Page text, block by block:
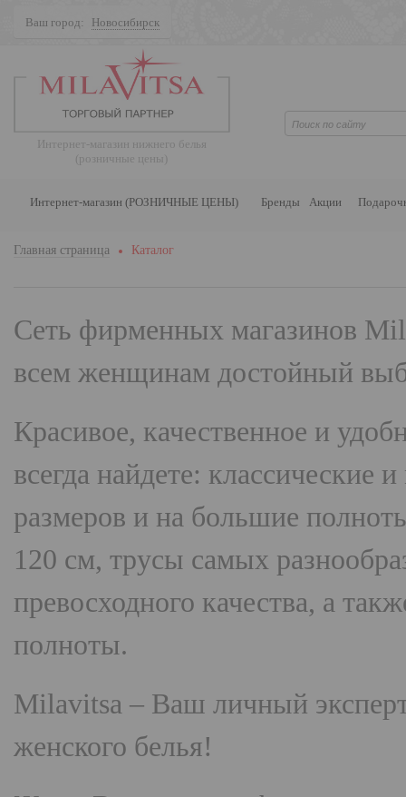
Ваш город: Новосибирск
Интернет-магазин нижнего белья
(розничные цены)
Интернет-магазин (РОЗНИЧНЫЕ ЦЕНЫ) Бренды Акции
Главная страница Каталог
Сеть фирменных магазинов
всем женщинам достойный
Красивое, качественное и
всегда найдете:
размеров и на большие
120 см, трусы самых
превосходного качества, а
полноты.
Milavitsa – Ваш личный
женского белья!